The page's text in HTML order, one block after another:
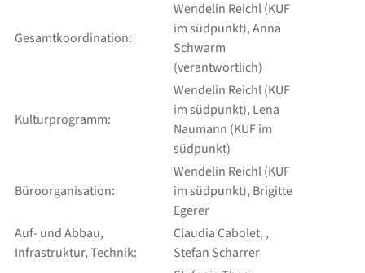
Gesamtkoordination:
Wendelin Reichl (KUF
im südpunkt), Anna
Schwarm
(verantwortlich)
Kulturprogramm:
Wendelin Reichl (KUF
im südpunkt), Lena
Naumann (KUF im
südpunkt)
Büroorganisation:
Wendelin Reichl (KUF
im südpunkt), Brigitte
Egerer
Auf- und Abbau,
Infrastruktur, Technik:
Claudia Cabolet, ,
Stefan Scharrer